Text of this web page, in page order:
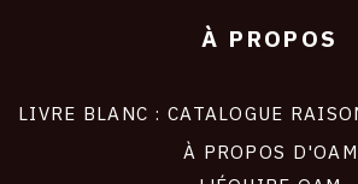
À PROPOS
LIVRE BLANC : CATALOGUE
À PROPOS D'OAM